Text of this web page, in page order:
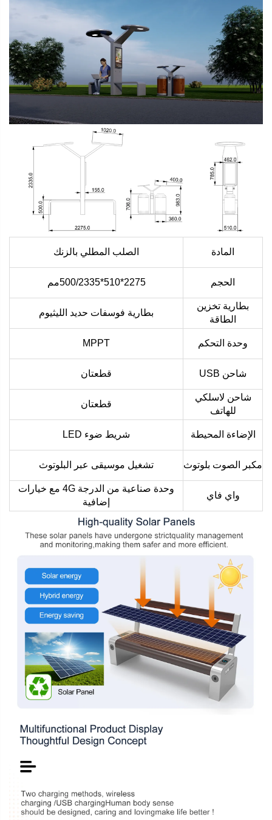
المادة الصلب المطلي بالزنك
الحجم 2275*510*500/2335مم
بطارية تخزين
الطاقة
بطارية فوسفات حديد الليثيوم
وحدة التحكم MPPT
شاحن USB قطعتان
شاحن لاسلكي
للهاتف
قطعتان
الإضاءة المحيطة شريط ضوء LED
مكبر الصوت بلوتوث تشغيل موسيقى عبر البلوتوث
واي فاي
وحدة صناعية من الدرجة 4G مع خيارات
إضافية